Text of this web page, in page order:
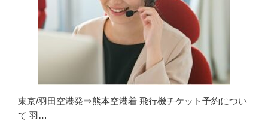
東京/羽田空港発⇒熊本空港着 飛行機チケット予約につい
て 羽…